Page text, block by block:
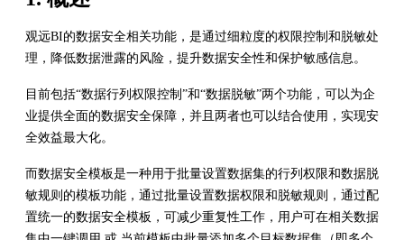
观远BI的数据安全相关功能，是通过细粒度的权限控制和脱敏处
理，降低数据泄露的风险，提升数据安全性和保护敏感信息。
目前包括“数据行列权限控制”和“数据脱敏”两个功能，可以为企
业提供全面的数据安全保障，并且两者也可以结合使用，实现安
全效益最大化。
而数据安全模板是一种用于批量设置数据集的行列权限和数据脱
敏规则的模板功能，通过批量设置数据权限和脱敏规则，通过配
置统一的数据安全模板，可减少重复性工作，用户可在相关数据